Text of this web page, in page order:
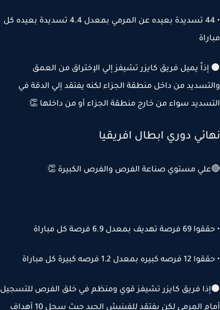
• 44 تسديدة بعيده عن المرمي بمعدل 4.4 تسديدة بعيده كل
يميل فريق كايزر تشيفز إلي الإختراق من العمق
من داخل منطقة الجزاء لكنه يفتقد إلي الدقة في
سواء من خارج منطقة الجزاء أو من داخلها 👏
دوري ابطال افريقيا
مستوي صناعة الفرص والفرص الكبيرة 👏
بمعدل 6.9 فرصة كل مباراة
بمعدل 1.2 فرصه كبيرة كل مباراة
فريق كايزر تشيفز قوي ومنظم في خلق الفرص للتسجيل
أمام المرمي لكن يفتقد للفينيش الجيد حيث سجل 10 أهداف